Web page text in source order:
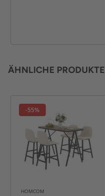
ÄHNLICHE PRODUKTE
-55%
HOMCOM